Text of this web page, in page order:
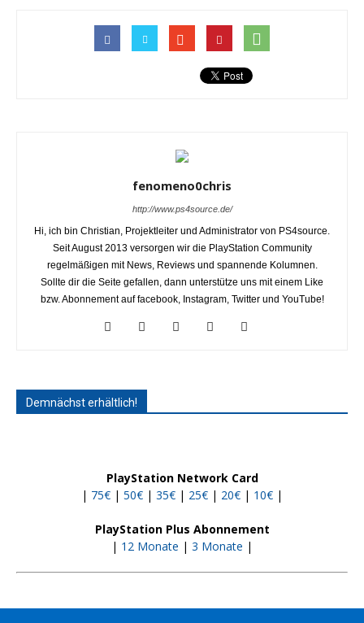
fenomeno0chris
http://www.ps4source.de/
Hi, ich bin Christian, Projektleiter und Administrator von PS4source.
Seit August 2013 versorgen wir die PlayStation Community
regelmäßigen mit News, Reviews und spannende Kolumnen.
Sollte dir die Seite gefallen, dann unterstütze uns mit einem Like
bzw. Abonnement auf facebook, Instagram, Twitter und YouTube!
Demnächst erhältlich!
PlayStation Network Card
| 75€ | 50€ | 35€ | 25€ | 20€ | 10€ |
PlayStation Plus Abonnement
| 12 Monate | 3 Monate |